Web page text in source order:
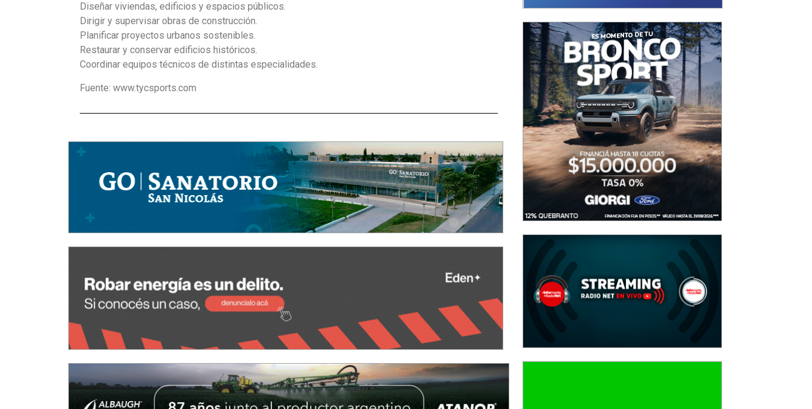
Diseñar viviendas, edificios y espacios públicos.
Dirigir y supervisar obras de construcción.
Planificar proyectos urbanos sostenibles.
Restaurar y conservar edificios históricos.
Coordinar equipos técnicos de distintas especialidades.
Fuente: www.tycsports.com